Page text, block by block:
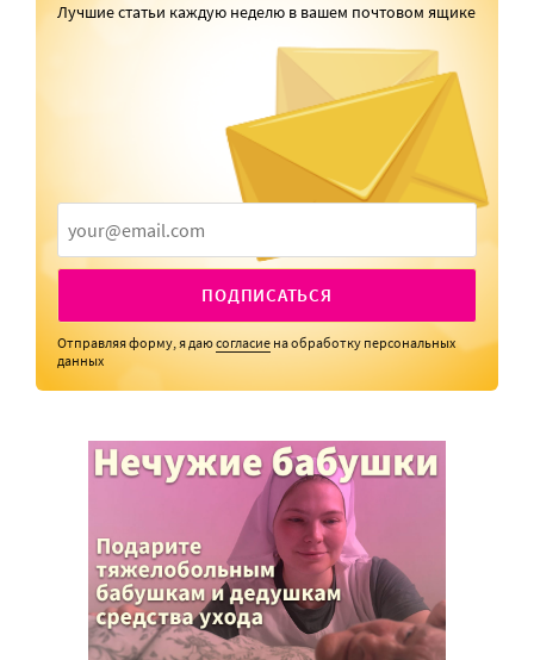
Лучшие статьи каждую неделю в вашем почтовом ящике
ПОДПИСАТЬСЯ
Отправляя форму, я даюсогласие на обработку персональных
данных